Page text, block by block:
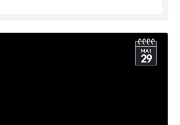
MAI
29